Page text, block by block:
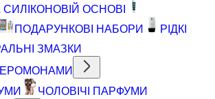
ОСНОВІ
ПОДАРУНКОВІ НАБОРИ
РІДКІ
ЗМАЗКИ
ЧОЛОВІЧІ ПАРФУМИ